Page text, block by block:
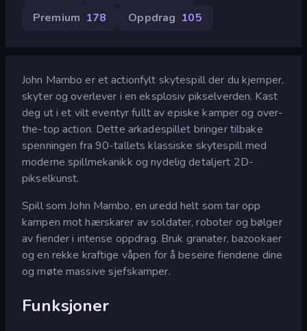
Premium 178 Oppdrag 105
John Mambo er et actionfylt skytespill der du kjemper,
skyter og overlever i en eksplosiv pikselverden. Kast
deg ut i et vilt eventyr fullt av episke kamper og over-
the-top action. Dette arkadespillet bringer tilbake
spenningen fra 90-tallets klassiske skytespill med
moderne spillmekanikk og nydelig detaljert 2D-
pikselkunst.
Spill som John Mambo, en uredd helt som tar opp
kampen mot hærskarer av soldater, roboter og bølger
av fiender i intense oppdrag. Bruk granater, bazookaer
og en rekke kraftige våpen for å beseire fiendene dine
og møte massive sjefskamper.
Funksjoner